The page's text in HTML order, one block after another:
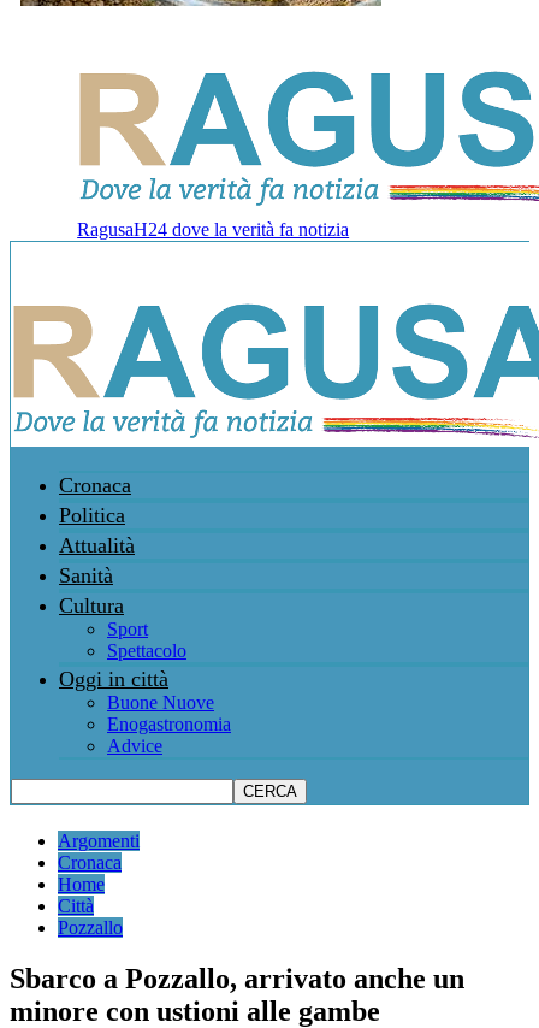
RagusaH24 dove la verità fa notizia
Cronaca
Politica
Attualità
Sanità
Cultura
Sport
Spettacolo
Oggi in città
Buone Nuove
Enogastronomia
Advice
Argomenti
Cronaca
Home
Città
Pozzallo
Sbarco a Pozzallo, arrivato anche un
minore con ustioni alle gambe